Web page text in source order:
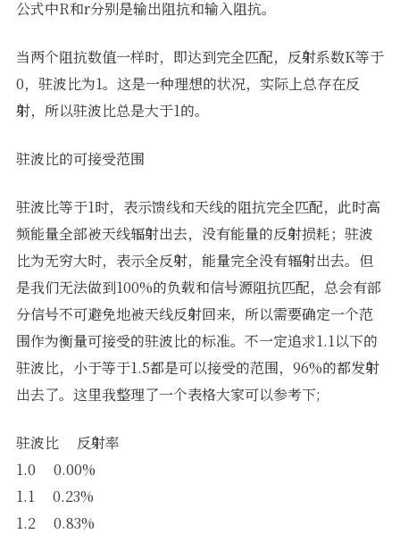
公式中R和r分别是输出阻抗和输入阻抗。
当两个阻抗数值一样时，即达到完全匹配，反射系数K等于
0，驻波比为1。这是一种理想的状况，实际上总存在反
射，所以驻波比总是大于1的。
驻波比的可接受范围
驻波比等于1时，表示馈线和天线的阻抗完全匹配，此时高
频能量全部被天线辐射出去，没有能量的反射损耗；驻波
比为无穷大时，表示全反射，能量完全没有辐射出去。但
是我们无法做到100%的负载和信号源阻抗匹配，总会有部
分信号不可避免地被天线反射回来，所以需要确定一个范
围作为衡量可接受的驻波比的标准。不一定追求1.1以下的
驻波比，小于等于1.5都是可以接受的范围，96%的都发射
出去了。这里我整理了一个表格大家可以参考下;
驻波比 反射率
1.0 0.00%
1.1 0.23%
1.2 0.83%